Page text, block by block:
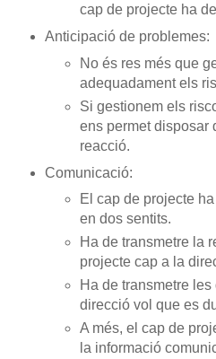
cap de projecte ha
Anticipació de problemes:
No és res més que
adequadament els
Si gestionem els
ens permet disposar
reacció.
Comunicació:
El cap de projecte
en dos sentits.
Ha de transmetre la
projecte cap a la
Ha de transmetre
direcció vol que es
A més, el cap de
la informació